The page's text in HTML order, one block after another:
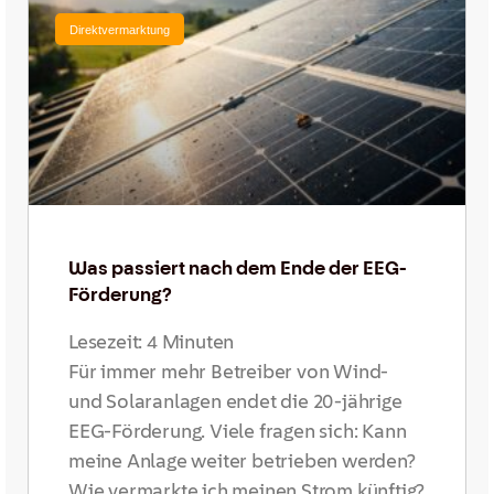
Direktvermarktung
Was passiert nach dem Ende der EEG-
Förderung?
Lesezeit: 4 Minuten
Für immer mehr Betreiber von Wind-
und Solaranlagen endet die 20-jährige
EEG-Förderung. Viele fragen sich: Kann
meine Anlage weiter betrieben werden?